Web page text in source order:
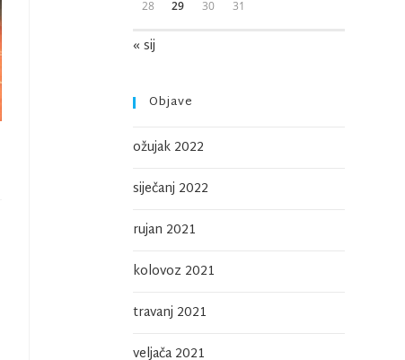
28 29 30 31
« sij
Objave
ožujak 2022
siječanj 2022
rujan 2021
kolovoz 2021
travanj 2021
veljača 2021